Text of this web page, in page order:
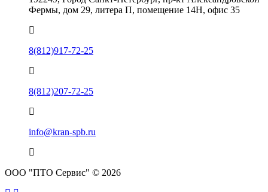
Фермы, дом 29, литера П, помещение 14Н, офис 35
8(812)917-72-25
8(812)207-72-25
info@kran-spb.ru
ООО "ПТО Сервис" © 2026